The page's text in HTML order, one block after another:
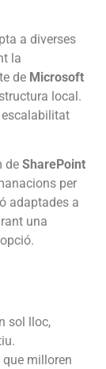
a diverses
la
de Microsoft
local.
de SharePoint
per
adaptades a
una
sol lloc,
que milloren